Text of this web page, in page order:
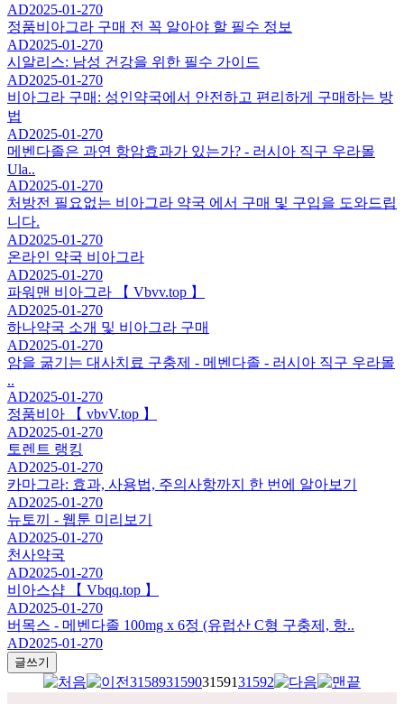
AD2025-01-270
정품비아그라 구매 전 꼭 알아야 할 필수 정보
AD2025-01-270
시알리스: 남성 건강을 위한 필수 가이드
AD2025-01-270
비아그라 구매: 성인약국에서 안전하고 편리하게 구매하는 방
법
AD2025-01-270
메벤다졸은 과연 항암효과가 있는가? - 러시아 직구 우라몰
Ula..
AD2025-01-270
처방전 필요없는 비아그라 약국 에서 구매 및 구입을 도와드립
니다.
AD2025-01-270
온라인 약국 비아그라
AD2025-01-270
파워맨 비아그라 【 Vbvv.top 】
AD2025-01-270
하나약국 소개 및 비아그라 구매
AD2025-01-270
암을 굶기는 대사치료 구충제 - 메벤다졸 - 러시아 직구 우라몰
..
AD2025-01-270
정품비아 【 vbvV.top 】
AD2025-01-270
토렌트 랭킹
AD2025-01-270
카마그라: 효과, 사용법, 주의사항까지 한 번에 알아보기
AD2025-01-270
뉴토끼 - 웹툰 미리보기
AD2025-01-270
천사약국
AD2025-01-270
비아스샵 【 Vbqq.top 】
AD2025-01-270
버목스 - 메벤다졸 100mg x 6정 (유럽산 C형 구충제, 항..
AD2025-01-270
글쓰기
31589315903159131592